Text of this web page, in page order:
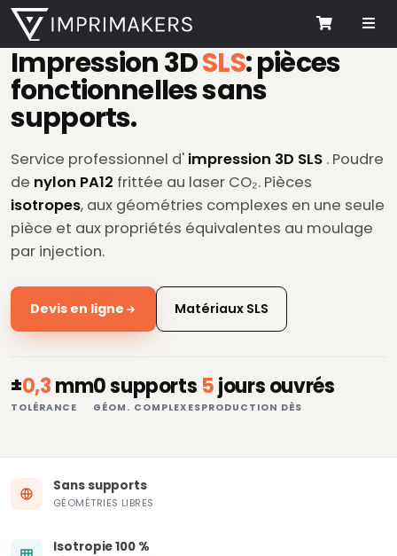
Cart
Impression 3DSLS: pièces
fonctionnelles sans
supports.
Service professionnel d' impression 3D SLS . Poudre
de nylon PA12 frittée au laser CO₂. Pièces
isotropes, aux géométries complexes en une seule
pièce et aux propriétés équivalentes au moulage
par injection.
Devis en ligne Matériaux SLS
±0,3mm
TOLÉRANCE
0 supports
GÉOM. COMPLEXES
5jours ouvrés
PRODUCTION DÈS
Sans supports
GÉOMÉTRIES LIBRES
Isotropie 100 %